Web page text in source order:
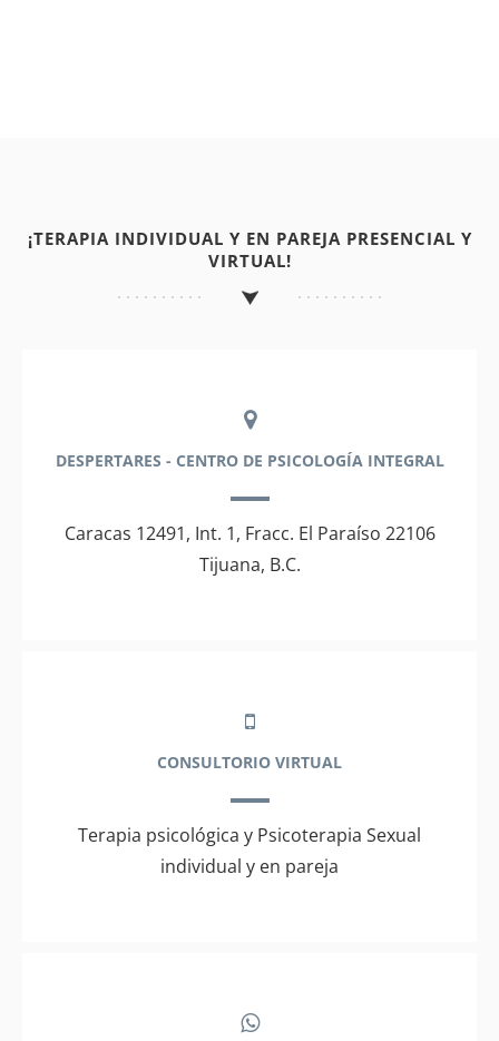
¡TERAPIA INDIVIDUAL Y EN PAREJA PRESENCIAL Y
VIRTUAL!
DESPERTARES - CENTRO DE PSICOLOGÍA INTEGRAL
Caracas 12491, Int. 1, Fracc. El Paraíso 22106
Tijuana, B.C.
CONSULTORIO VIRTUAL
Terapia psicológica y Psicoterapia Sexual
individual y en pareja